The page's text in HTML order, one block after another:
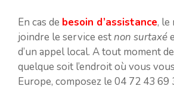
En cas de besoin d’assistance,
joindre le service estnon surtaxé
d’un appel local. A tout moment
quelque soit l’endroit où vous
Europe, composez le 04 72 43 69